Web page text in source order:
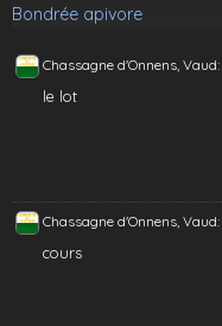
Bondrée apivore
Chassagne d'Onnens, Vaud:
le lot
Chassagne d'Onnens, Vaud:
cours